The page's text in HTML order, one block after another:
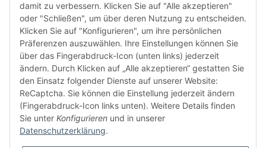
FÜR EUCH UNTERWEGS
Vertrag widerrufen
damit zu verbessern. Klicken Sie auf "Alle akzeptieren"
oder "Schließen", um über deren Nutzung zu entscheiden.
Klicken Sie auf "Konfigurieren", um ihre persönlichen
Präferenzen auszuwählen. Ihre Einstellungen können Sie
über das Fingerabdruck-Icon (unten links) jederzeit
ändern. Durch Klicken auf „Alle akzeptieren“ gestatten Sie
den Einsatz folgender Dienste auf unserer Website:
ReCaptcha. Sie können die Einstellung jederzeit ändern
(Fingerabdruck-Icon links unten). Weitere Details finden
Sie unter Konfigurieren und in unserer
Datenschutzerklärung.